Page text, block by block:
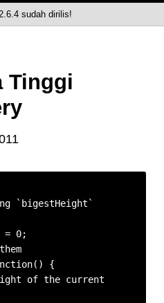
sudah dirilis!
Tinggi